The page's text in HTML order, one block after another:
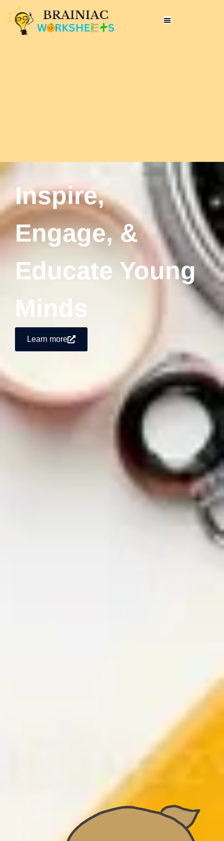
Inspire,
Engage, &
Educate Young
Minds
Learn more